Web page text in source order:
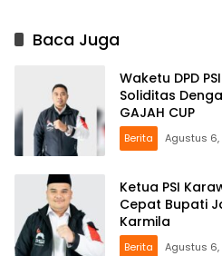
Baca Juga
Waketu DPD
Soliditas
GAJAH CUP
Berita Agustus
Ketua PSI
Cepat Bupati
Karmila
Berita Agustus